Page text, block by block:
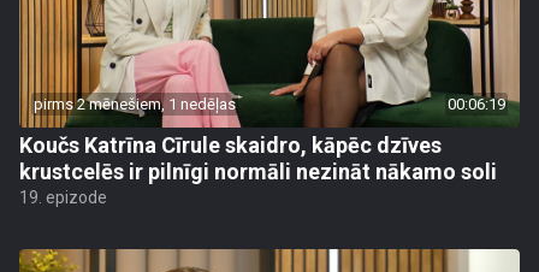
pirms 2 mēnešiem, 1 nedēļas 00:06:19
Koučs Katrīna Cīrule skaidro, kāpēc dzīves
krustcelēs ir pilnīgi normāli nezināt nākamo soli
19. epizode